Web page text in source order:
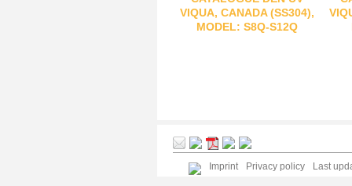
VIQUA, CANADA (SS304),
MODEL: S8Q-S12Q
Imprint Privacy policy Last